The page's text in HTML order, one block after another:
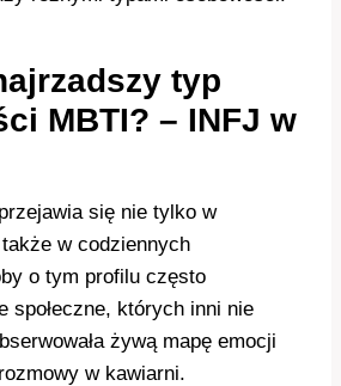
typ
MBTI? – INFJ w
się nie tylko w
w codziennych
o tym profilu często
społeczne, których inni nie
żywą mapę emocji
w kawiarni.